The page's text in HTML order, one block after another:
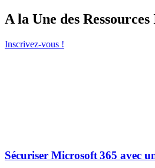
A la Une des
Inscrivez-vous !
Sécuriser Microsoft 365 avec